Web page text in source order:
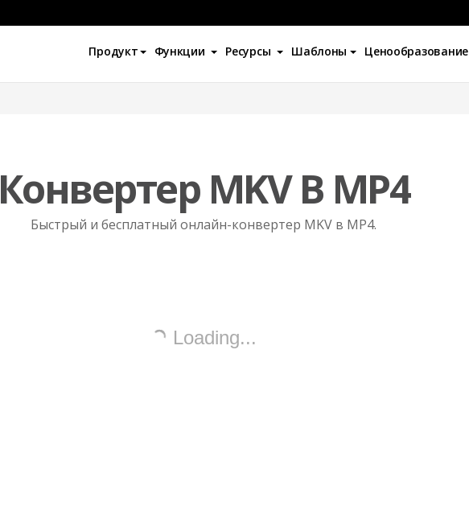
Продукт Функции Ресурсы Шаблоны Ценообразование
Конвертер MKV В MP4
Быстрый и бесплатный онлайн-конвертер MKV в MP4.